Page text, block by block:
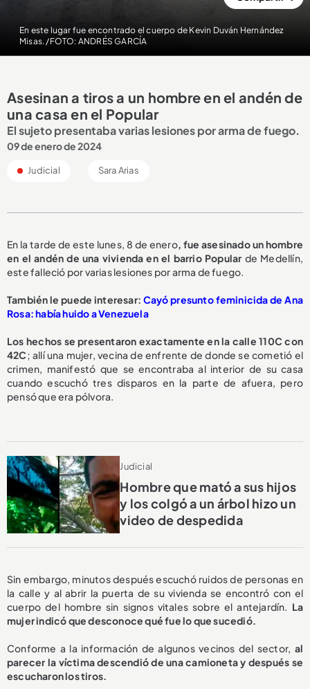
En este lugar fue encontrado el cuerpo de Kevin Duván Hernández
Misas. /FOTO: ANDRÉS GARCÍA
Asesinan a tiros a un hombre en el andén de
una casa en el Popular
El sujeto presentaba varias lesiones por arma de fuego.
09 de enero de 2024
Judicial Sara Arias
En la tarde de este lunes, 8 de enero, fue asesinado un hombre
en el andén de una vivienda en el barrio Popular de Medellín,
este falleció por varias lesiones por arma de fuego.
También le puede interesar: Cayó presunto feminicida de Ana
Rosa: había huido a Venezuela
Los hechos se presentaron exactamente en la calle 110C con
42C; allí una mujer, vecina de enfrente de donde se cometió el
crimen, manifestó que se encontraba al interior de su casa
cuando escuchó tres disparos en la parte de afuera, pero
pensó que era pólvora.
Judicial
Hombre que mató a sus hijos
y los colgó a un árbol hizo un
video de despedida
Sin embargo, minutos después escuchó ruidos de personas en
la calle y al abrir la puerta de su vivienda se encontró con el
cuerpo del hombre sin signos vitales sobre el antejardín. La
mujer indicó que desconoce qué fue lo que sucedió.
Conforme a la información de algunos vecinos del sector, al
parecer la víctima descendió de una camioneta y después se
escucharon los tiros.